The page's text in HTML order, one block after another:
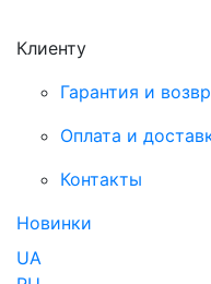
Клиенту
Гарантия и
Оплата и
Контакты
Новинки
UA